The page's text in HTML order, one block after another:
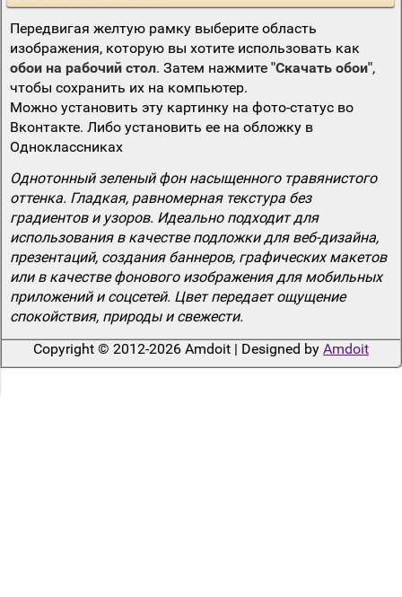
Передвигая желтую рамку выберите область
изображения, которую вы хотите использовать как
обои на рабочий стол. Затем нажмите "Скачать обои",
чтобы сохранить их на компьютер.
Можно установить эту картинку на фото-статус во
Вконтакте. Либо установить ее на обложку в
Одноклассниках
Однотонный зеленый фон насыщенного травянистого
оттенка. Гладкая, равномерная текстура без
градиентов и узоров. Идеально подходит для
использования в качестве подложки для веб-дизайна,
презентаций, создания баннеров, графических макетов
или в качестве фонового изображения для мобильных
приложений и соцсетей. Цвет передает ощущение
спокойствия, природы и свежести.
Copyright © 2012-2026 Amdoit | Designed by Amdoit